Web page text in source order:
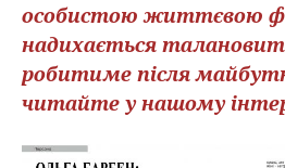
особистою життєвою
надихається
робитиме після
читайте у нашому